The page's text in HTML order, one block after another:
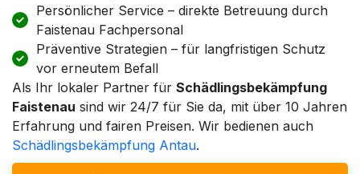
Persönlicher Service – direkte Betreuung durch
Faistenau Fachpersonal
Präventive Strategien – für langfristigen Schutz
vor erneutem Befall
Als Ihr lokaler Partner für Schädlingsbekämpfung
Faistenau sind wir 24/7 für Sie da, mit über 10 Jahren
Erfahrung und fairen Preisen. Wir bedienen auch
Schädlingsbekämpfung Antau.